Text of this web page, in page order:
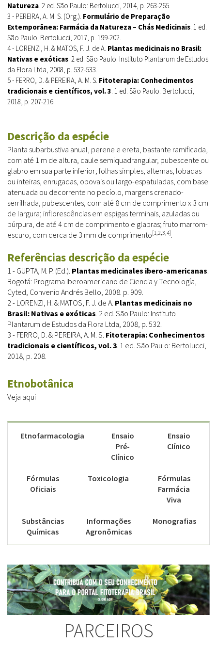
Natureza . 2 ed. São Paulo: Bertolucci, 2014, p. 263-265.
3 - PEREIRA, A. M. S. (Org.). Formulário de Preparação
Extemporânea: Farmácia da Natureza – Chás Medicinais . 1 ed.
São Paulo: Bertolucci, 2017, p. 199-202.
4 - LORENZI, H. & MATOS, F. J. de A. Plantas medicinais no Brasil:
Nativas e exóticas . 2 ed. São Paulo: Instituto Plantarum de Estudos
da Flora Ltda, 2008, p. 532-533.
5 - FERRO, D. & PEREIRA, A. M. S. Fitoterapia: Conhecimentos
tradicionais e científicos, vol. 3 . 1 ed. São Paulo: Bertolucci,
2018, p. 207-216.
Descrição da espécie
Planta subarbustiva anual, perene e ereta, bastante ramificada,
com até 1 m de altura, caule semiquadrangular, pubescente ou
glabro em sua parte inferior; folhas simples, alternas, lobadas
ou inteiras, enrugadas, obovais ou largo-espatuladas, com base
atenuada ou decorrente no pecíolo, margens crenado-
serrilhada, pubescentes, com até 8 cm de comprimento x 3 cm
de largura; inflorescências em espigas terminais, azuladas ou
púrpura, de até 4 cm de comprimento e glabras; fruto marrom-
escuro, com cerca de 3 mm de comprimento[1,2,3,4]
Referências descrição da espécie
1 - GUPTA, M. P. (Ed.). Plantas medicinales ibero-americanas
Bogotá: Programa Iberoamericano de Ciencia y Tecnología,
Cyted, Convenio Andrés Bello, 2008. p. 909.
2 - LORENZI, H. & MATOS, F. J. de A. Plantas medicinais no
Brasil: Nativas e exóticas . 2 ed. São Paulo: Instituto
Plantarum de Estudos da Flora Ltda, 2008, p. 532.
3 - FERRO, D. & PEREIRA, A. M. S. Fitoterapia: Conhecimentos
tradicionais e científicos, vol. 3 . 1 ed. São Paulo: Bertolucci,
2018, p. 208.
Etnobotânica
Veja aqui
Etnofarmacologia
Ensaio
Pré-
Clínico
Ensaio
Clínico
Fórmulas
Oficiais
Toxicologia
Fórmulas
Farmácia
Viva
Substâncias
Químicas
Informações
Agronômicas
Monografias
PARCEIROS